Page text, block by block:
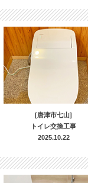
[唐津市七山]
トイレ交換工事
2025.10.22